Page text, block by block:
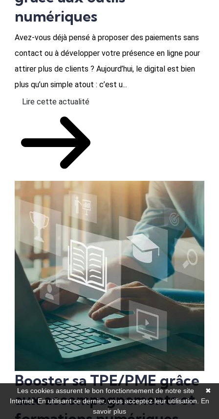
numériques
Avez-vous déjà pensé à proposer des paiements sans
contact ou à développer votre présence en ligne pour
attirer plus de clients ? Aujourd’hui, le digital est bien
plus qu’un simple atout : c’est u...
Lire cette actualité
Booster sa TPE/PME grâce
aux accompagnements et
✖
Les cookies assurent le bon fonctionnement de notre site
Internet. En utilisant ce dernier, vous acceptez leur utilisation. En
savoir plus